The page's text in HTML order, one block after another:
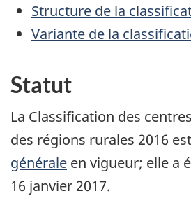
Structure de la
Variante de la
Statut
La Classification des
des régions rurales 2016
générale en vigueur; elle a
16 janvier 2017.